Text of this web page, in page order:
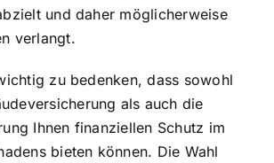
und daher möglicherweise
verlangt.
zu bedenken, dass sowohl
als auch die
Ihnen finanziellen Schutz im
bieten können. Die Wahl